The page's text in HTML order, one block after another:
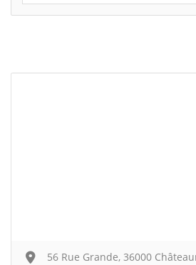
56 Rue Grande, 36000